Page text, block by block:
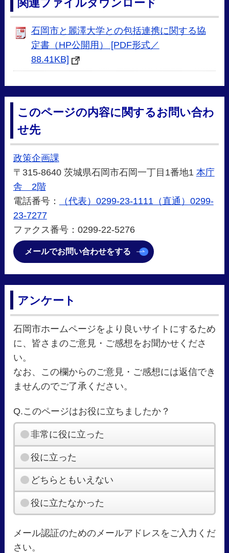
関連ファイルダウンロード
石岡市と麗澤大学との包括連携に関する協
定書（HP公開用） [PDF形式／
88.41KB]
このページの内容に関するお問い合わ
せ先
政策企画課
〒315-8640 茨城県石岡市石岡一丁目1番地1 本庁
舎 2階
電話番号：
（代表）0299-23-1111（直通）0299-
23-7277
ファクス番号：0299-22‐5276
メールでお問い合わせをする
アンケート
石岡市ホームページをより良いサイトにするため
に、皆さまのご意見・ご感想をお聞かせくださ
い。
なお、この欄からのご意見・ご感想には返信でき
ませんのでご了承ください。
Q.このページはお役に立ちましたか？
非常に役に立った
役に立った
どちらともいえない
役に立たなかった
メール認証のためのメールアドレスをご入力くだ
さい。